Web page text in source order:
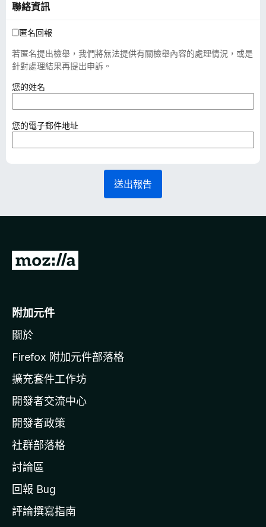
聯絡資訊
匿名回報
若匿名提出檢舉，我們將無法提供有關檢舉內容的處理情況，或是
針對處理結果再提出申訴。
您的姓名
填
）
您的電子郵件地址（
填
送出報告
前
o
i
l
a
官
網
附加元件
關於
Firefox 附加元件部落格
擴充套件工作坊
開發者交流中心
開發者政策
社群部落格
討論區
回報 Bug
評論撰寫指南